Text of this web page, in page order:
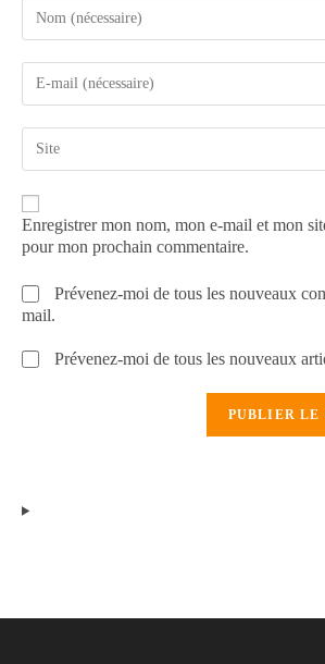
Enregistrer mon nom, mon e-mail et mon
pour mon prochain commentaire.
Prévenez-moi de tous les nouveaux
mail.
Prévenez-moi de tous les nouveaux